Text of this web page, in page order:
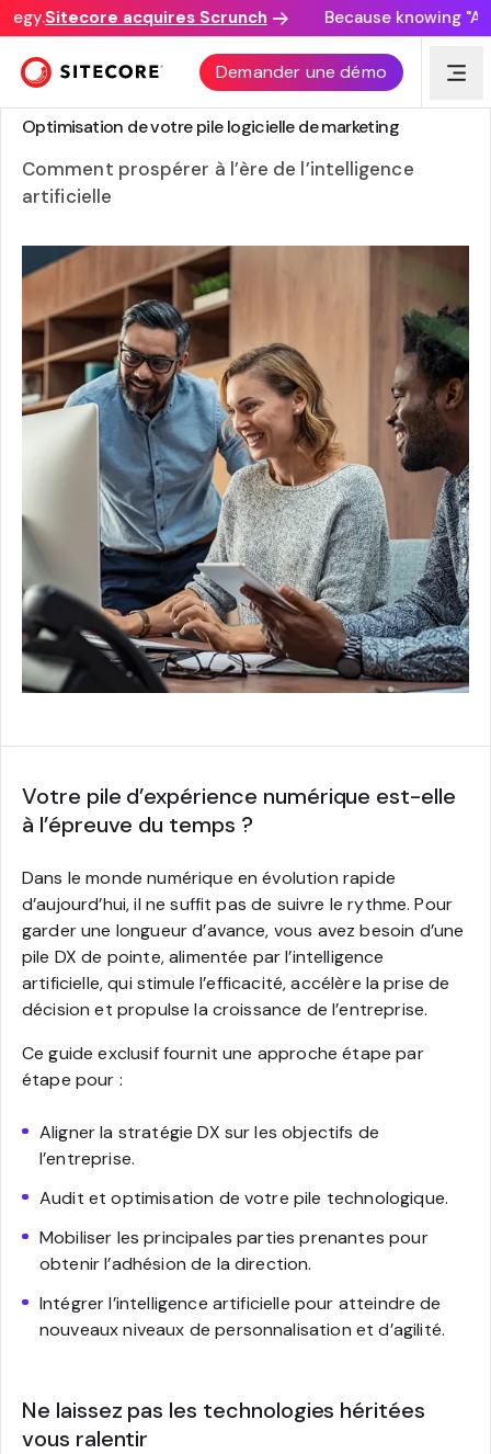
Sitecore acquires Scrunch Because knowing
Demander une démo
GUIDE
Optimisation de votre pile logicielle de marketing
Comment prospérer à l’ère de l’intelligence
artificielle
Votre pile d’expérience numérique est-elle
à l’épreuve du temps ?
Dans le monde numérique en évolution rapide
d’aujourd’hui, il ne suffit pas de suivre le rythme. Pour
garder une longueur d’avance, vous avez besoin d’une
pile DX de pointe, alimentée par l’intelligence
artificielle, qui stimule l’efficacité, accélère la prise de
décision et propulse la croissance de l’entreprise.
Ce guide exclusif fournit une approche étape par
étape pour :
Aligner la stratégie DX sur les objectifs de
l’entreprise.
Audit et optimisation de votre pile technologique.
Mobiliser les principales parties prenantes pour
obtenir l’adhésion de la direction.
Intégrer l’intelligence artificielle pour atteindre de
nouveaux niveaux de personnalisation et d’agilité.
Ne laissez pas les technologies héritées
vous ralentir